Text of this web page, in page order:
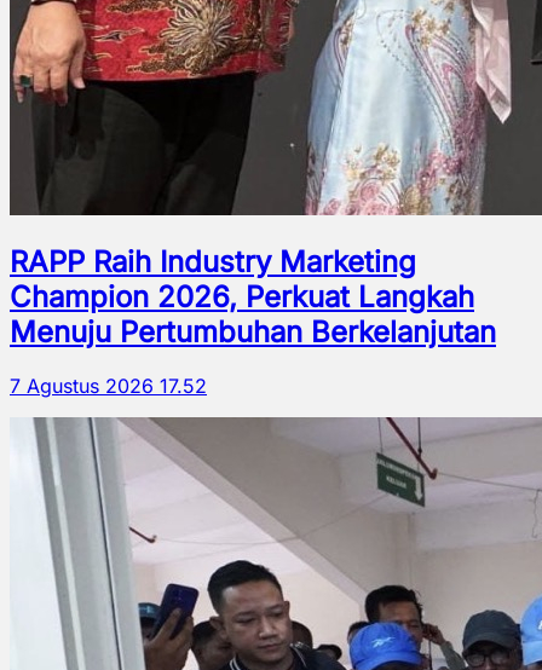
RAPP Raih Industry Marketing
Champion 2026, Perkuat Langkah
Menuju Pertumbuhan Berkelanjutan
7 Agustus 2026 17.52